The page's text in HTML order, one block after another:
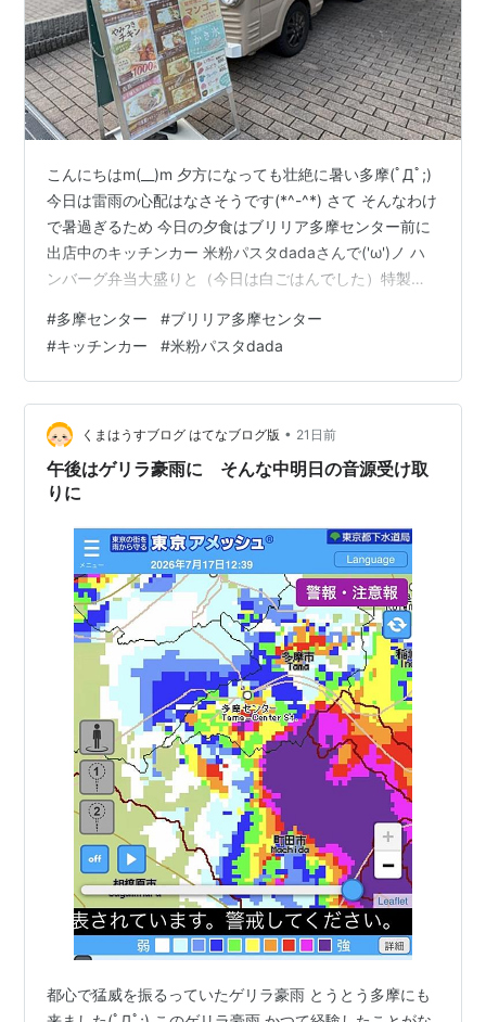
こんにちはm(__)m 夕方になっても壮絶に暑い多摩(ﾟДﾟ;)
今日は雷雨の心配はなさそうです(*^-^*) さて そんなわけ
で暑過ぎるため 今日の夕食はブリリア多摩センター前に
出店中のキッチンカー 米粉パスタdadaさんで('ω')ノ ハ
ンバーグ弁当大盛りと（今日は白ごはんでした）特製ス
でくるほど暑く すぐに帰り☆彡 エアコンをキンキンに効
かせて 冷凍庫に眠っていた冷凍枝豆とともにおいしく食
べました(*^。^*)
#多摩センター #ブリリア多摩センター
#キッチンカー #米粉パスタdada
くまはうすブログ はてなブログ版 • 21日前
午後はゲリラ豪雨に そんな中明日の音源受け取
りに
都心で猛威を振るっていたゲリラ豪雨 とうとう多摩にも